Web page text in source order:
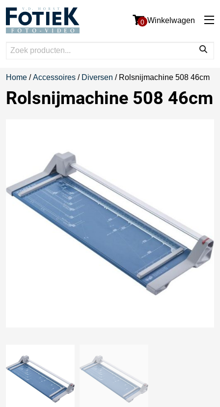
0 Winkelwagen
Home /Accessoires / Diversen / Rolsnijmachine 508 46cm
Rolsnijmachine 508 46cm